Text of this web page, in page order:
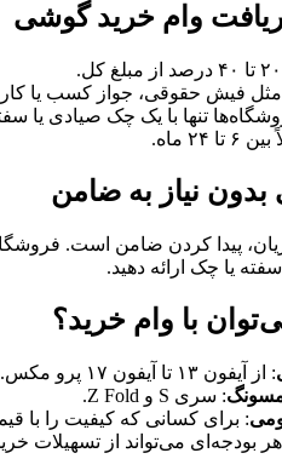
وام خرید گوشی
فیش حقوقی، جواز کسب یا
تنها با یک چک صیادی یا
۲۴ ماه.
نیاز به ضامن
پیدا کردن ضامن است.
یا چک ارائه دهید.
با وام خرید؟
: از آیفون ۱۳ تا آیفون ۱۷ پرو مکس.
: سری S و Z Fold.
: برای کسانی که کیفیت را با
بودجه‌ای می‌تواند از تسهیلات